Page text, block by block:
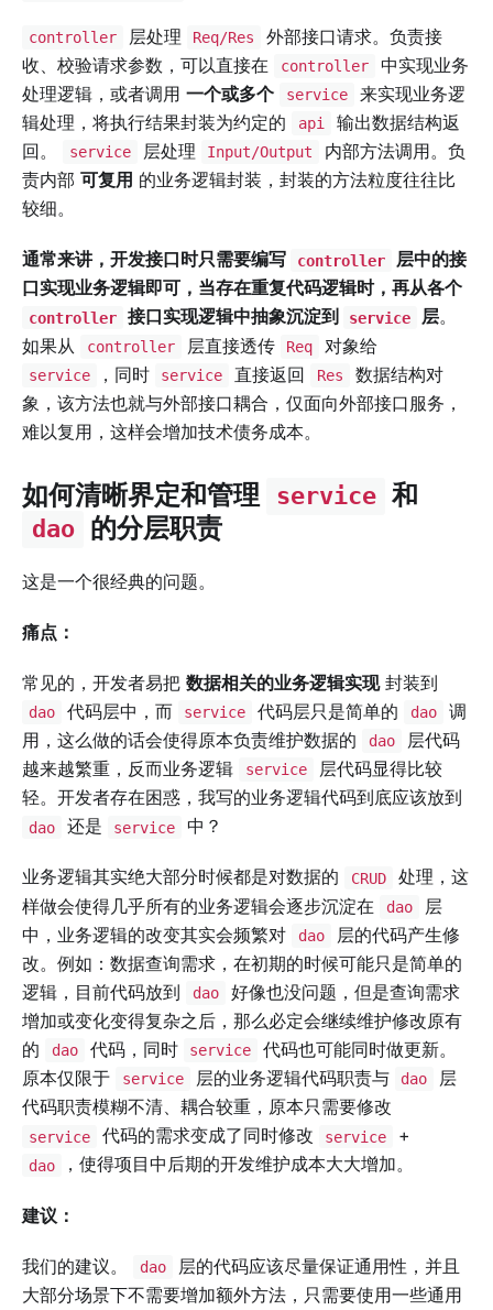
controller 层处理 Req/Res
外部接口请求。负责接
收、校验请求参数，可以直接在
controller
中实现业务
处理逻辑，或者调用 一个或多个 service
来实现业务逻
辑处理，将执行结果封装为约定的
api
输出数据结构返
回。
service 层处理 Input/Output
内部方法调用。负
责内部 可复用 的业务逻辑封装，封装的方法粒度往往比
较细。
通常来讲，开发接口时只需要编写 controller
层中的接
口实现业务逻辑即可，当存在重复代码逻辑时，再从各个
controller 接口实现逻辑中抽象沉淀到 service 层。
如果从
controller 层直接透传 Req 对象给
service ，同时 service 直接返回 Res
数据结构对
象，该方法也就与外部接口耦合，仅面向外部接口服务，
难以复用，这样会增加技术债务成本。
如何清晰界定和管理 service 和
dao 的分层职责
这是一个很经典的问题。
痛点：
常见的，开发者易把 数据相关的业务逻辑实现封装到
dao 代码层中，而 service 代码层只是简单的 dao
调
用，这么做的话会使得原本负责维护数据的
dao
层代码
越来越繁重，反而业务逻辑
service
层代码显得比较
轻。开发者存在困惑，我写的业务逻辑代码到底应该放到
dao 还是 service 中？
业务逻辑其实绝大部分时候都是对数据的 CRUD
处理，这
样做会使得几乎所有的业务逻辑会逐步沉淀在
dao
层
中，业务逻辑的改变其实会频繁对
dao
层的代码产生修
改。例如：数据查询需求，在初期的时候可能只是简单的
逻辑，目前代码放到
dao
好像也没问题，但是查询需求
增加或变化变得复杂之后，那么必定会继续维护修改原有
的
dao 代码，同时 service
代码也可能同时做更新。
原本仅限于
service 层的业务逻辑代码职责与 dao
层
代码职责模糊不清、耦合较重，原本只需要修改
service 代码的需求变成了同时修改 service +
dao ，使得项目中后期的开发维护成本大大增加。
建议：
我们的建议。 dao
层的代码应该尽量保证通用性，并且
大部分场景下不需要增加额外方法，只需要使用一些通用